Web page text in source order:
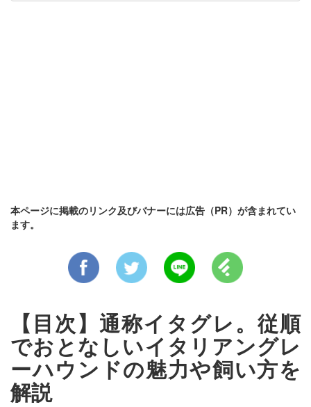
本ページに掲載のリンク及びバナーには広告（PR）が含まれてい
ます。
【目次】通称イタグレ。従順
でおとなしいイタリアングレ
ーハウンドの魅力や飼い方を
解説